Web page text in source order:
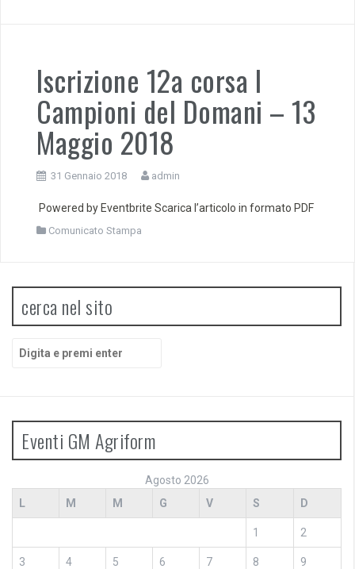
Iscrizione 12a corsa I
Campioni del Domani – 13
Maggio 2018
31 Gennaio 2018 admin
Powered by Eventbrite Scarica l’articolo in formato PDF
Comunicato Stampa
cerca nel sito
Cerca:
Eventi GM Agriform
Agosto 2026
L
M M G V S D
1 2
3 4 5 6 7 8 9